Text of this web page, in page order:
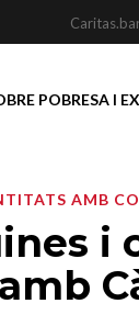
POBRESA I
AMB
i
amb